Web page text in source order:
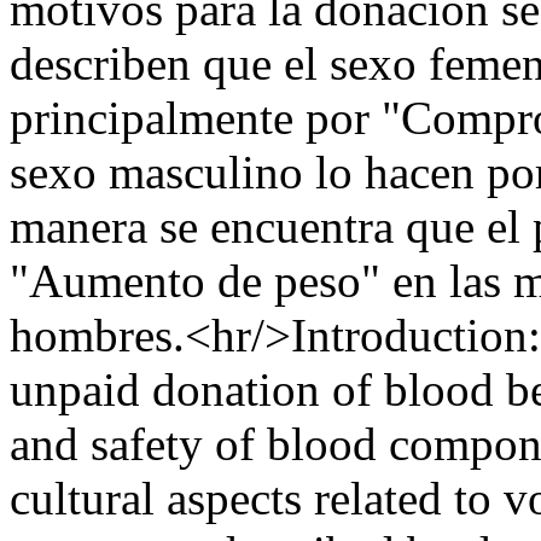
describen que el sexo
principalmente por
sexo masculino lo hacen
manera se encuentra que
"Aumento de peso" en las
hombres.<hr/
unpaid donation of blood
and safety of blood
cultural aspects related to